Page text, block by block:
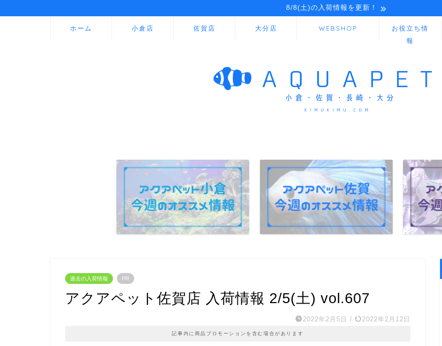
8/8(土)の入荷情報を更新！
ホーム 小倉店 佐賀店 大分店 WEBSHOP
お役立ち情
報
過去の入荷情報 PR
アクアペット佐賀店 入荷情報 2/5(土) vol.607
2022年2月5日 / 2022年2月12日
記事内に商品プロモーションを含む場合があります